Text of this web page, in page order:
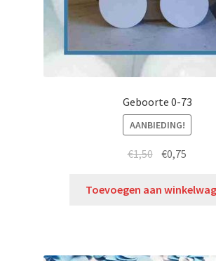
Geboorte 0-73
AANBIEDING!
€1,50 €0,75
Toevoegen aan